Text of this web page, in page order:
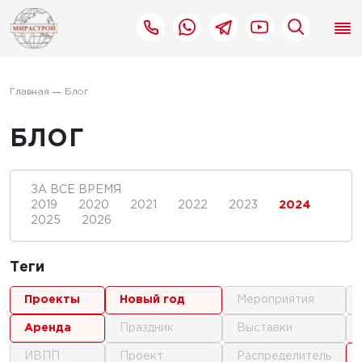
Главная Блог
БЛОГ
ЗА ВСЕ ВРЕМЯ
2019
2020 2021 2022 2023
2024
2025
2026
Теги
проекты
аренда
ИВПП
новый год
праздник
проект
мероприятия
выставки
распределитель